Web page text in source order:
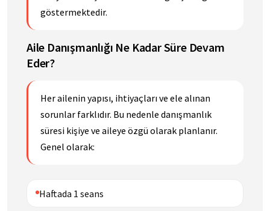
göstermektedir.
Aile Danışmanlığı Ne Kadar Süre Devam
Eder?
Her ailenin yapısı, ihtiyaçları ve ele alınan
sorunlar farklıdır. Bu nedenle danışmanlık
süresi kişiye ve aileye özgü olarak planlanır.
Genel olarak:
Haftada 1 seans